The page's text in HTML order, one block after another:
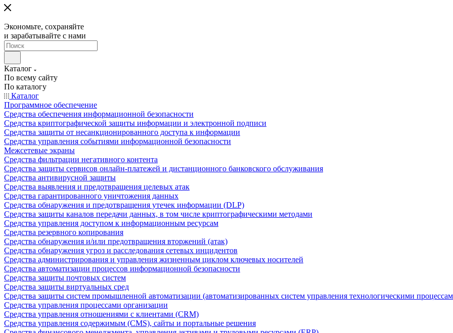
Экономьте, сохраняйте
и зарабатывайте с нами
Каталог
По всему сайту
По каталогу
Каталог
Программное обеспечение
Средства обеспечения информационной безопасности
Средства криптографической защиты информации и электронной подписи
Средства защиты от несанкционированного доступа к информации
Средства управления событиями информационной безопасности
Межсетевые экраны
Средства фильтрации негативного контента
Средства защиты сервисов онлайн-платежей и дистанционного банковского обслуживания
Средства антивирусной защиты
Средства выявления и предотвращения целевых атак
Средства гарантированного уничтожения данных
Средства обнаружения и предотвращения утечек информации (DLP)
Средства защиты каналов передачи данных, в том числе криптографическими методами
Средства управления доступом к информационным ресурсам
Средства резервного копирования
Средства обнаружения и/или предотвращения вторжений (атак)
Средства обнаружения угроз и расследования сетевых инцидентов
Средства администрирования и управления жизненным циклом ключевых носителей
Средства автоматизации процессов информационной безопасности
Средства защиты почтовых систем
Средства защиты виртуальных сред
Средства защиты систем промышленной автоматизации (автоматизированных систем управления технологическими
Средства управления процессами организации
Средства управления отношениями с клиентами (CRM)
Средства управления содержимым (CMS), сайты и портальные решения